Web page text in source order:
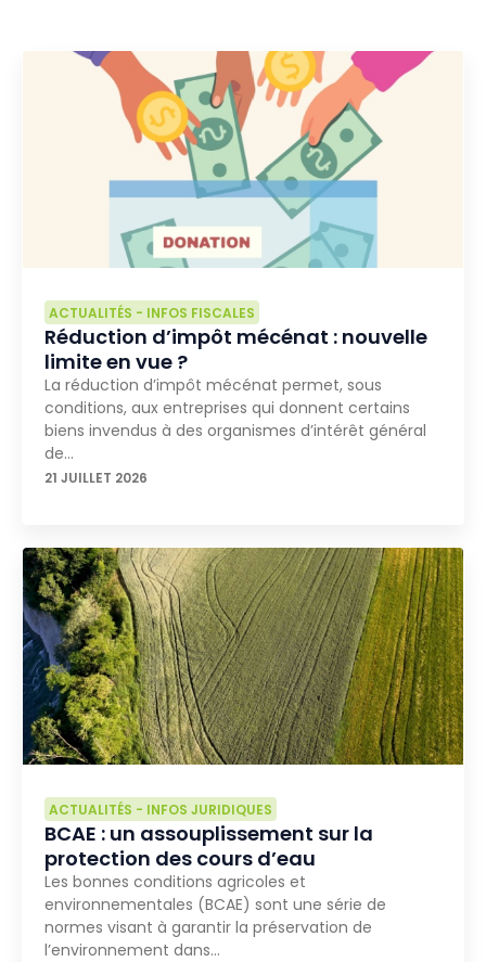
ACTUALITÉS - INFOS FISCALES
Réduction d’impôt mécénat : nouvelle
limite en vue ?
La réduction d’impôt mécénat permet, sous
conditions, aux entreprises qui donnent certains
biens invendus à des organismes d’intérêt général
de…
21 JUILLET 2026
ACTUALITÉS - INFOS JURIDIQUES
BCAE : un assouplissement sur la
protection des cours d’eau
Les bonnes conditions agricoles et
environnementales (BCAE) sont une série de
normes visant à garantir la préservation de
l’environnement dans…